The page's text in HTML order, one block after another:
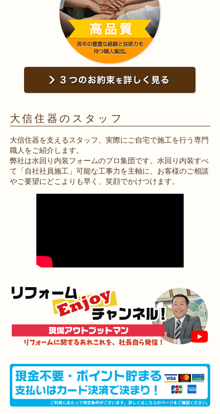
大信住器のスタッフ
大信住器を支えるスタッフ、実際にご自宅で施工を行う専門
職人をご紹介します。
弊社は水回り内装フォームのプロ集団です。水回り内装すべ
て「自社社員施工」可能な工事力を主軸に、お客様のご相談
やご要望にどこよりも早く、笑顔でかけつけます。